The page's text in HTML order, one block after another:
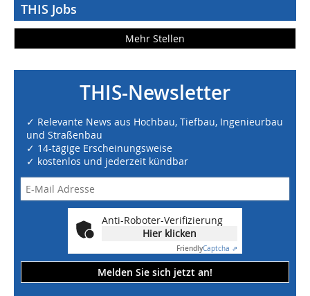
THIS Jobs
Mehr Stellen
THIS-Newsletter
✓ Relevante News aus Hochbau, Tiefbau, Ingenieurbau
und Straßenbau
✓ 14-tägige Erscheinungsweise
✓ kostenlos und jederzeit kündbar
Anti-Roboter-Verifizierung
Hier klicken
FriendlyCaptcha ⇗
Melden Sie sich jetzt an!